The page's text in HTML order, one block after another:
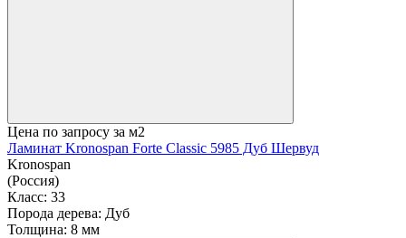
Цена по запросу за м2
Ламинат Kronospan Forte Classic 5985 Дуб Шервуд
Kronospan
(Россия)
Класс: 33
Порода дерева: Дуб
Толщина: 8 мм